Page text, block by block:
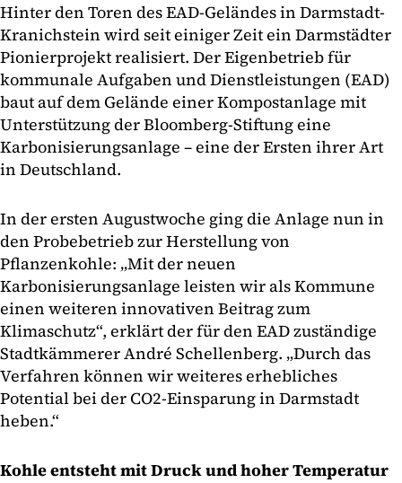
Hinter den Toren des EAD-Geländes in Darmstadt-
Kranichstein wird seit einiger Zeit ein Darmstädter
Pionierprojekt realisiert. Der Eigenbetrieb für
kommunale Aufgaben und Dienstleistungen (EAD)
baut auf dem Gelände einer Kompostanlage mit
Unterstützung der Bloomberg-Stiftung eine
Karbonisierungsanlage – eine der Ersten ihrer Art
in Deutschland.
In der ersten Augustwoche ging die Anlage nun in
den Probebetrieb zur Herstellung von
Pflanzenkohle: „Mit der neuen
Karbonisierungsanlage leisten wir als Kommune
einen weiteren innovativen Beitrag zum
Klimaschutz“, erklärt der für den EAD zuständige
Stadtkämmerer André Schellenberg. „Durch das
Verfahren können wir weiteres erhebliches
Potential bei der CO2-Einsparung in Darmstadt
heben.“
Kohle entsteht mit Druck und hoher Temperatur